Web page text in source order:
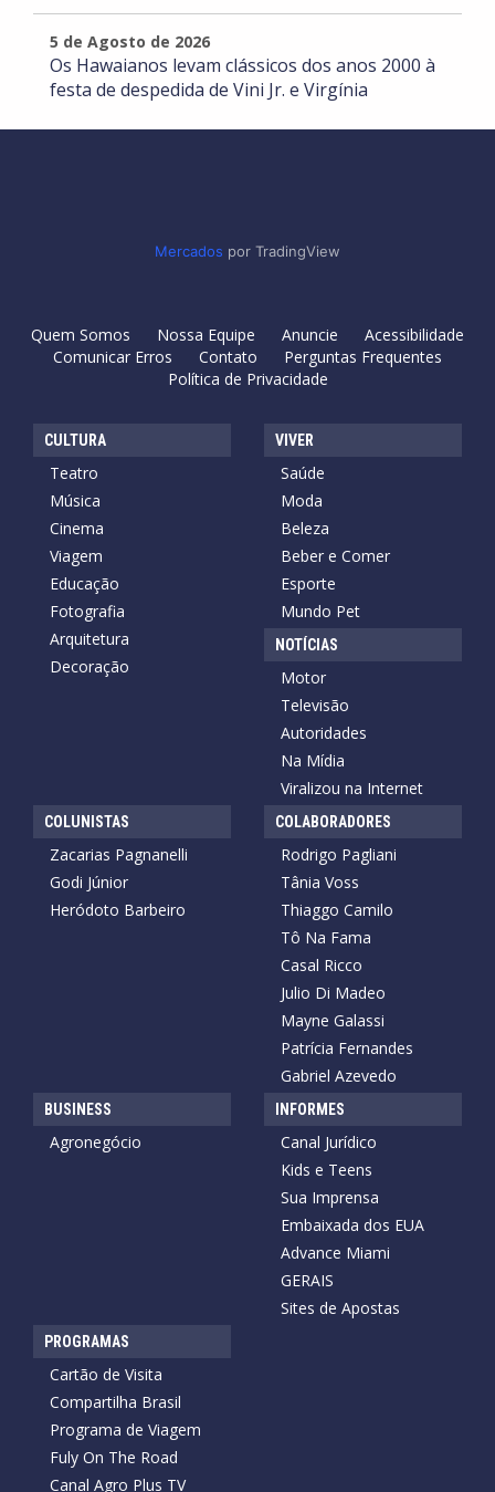
5 de Agosto de 2026
Os Hawaianos levam clássicos dos anos 2000 à
festa de despedida de Vini Jr. e Virgínia
Mercados por TradingView
Quem Somos Nossa Equipe Anuncie
Acessibilidade
Comunicar Erros
Contato
Perguntas Frequentes
Política de Privacidade
CULTURA
Teatro
Música
Cinema
Viagem
Educação
Fotografia
Arquitetura
Decoração
VIVER
Saúde
Moda
Beleza
Beber e Comer
Esporte
Mundo Pet
NOTÍCIAS
Motor
Televisão
Autoridades
Na Mídia
Viralizou na Internet
COLUNISTAS
Zacarias Pagnanelli
Godi Júnior
Heródoto Barbeiro
COLABORADORES
Rodrigo Pagliani
Tânia Voss
Thiaggo Camilo
Tô Na Fama
Casal Ricco
Julio Di Madeo
Mayne Galassi
Patrícia Fernandes
Gabriel Azevedo
BUSINESS
Agronegócio
INFORMES
Canal Jurídico
Kids e Teens
Sua Imprensa
Embaixada dos EUA
Advance Miami
GERAIS
Sites de Apostas
PROGRAMAS
Cartão de Visita
Compartilha Brasil
Programa de Viagem
Fuly On The Road
Canal Agro Plus TV